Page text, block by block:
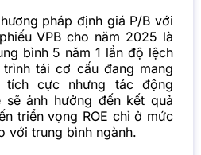
pháp định giá P/B với
VPB cho năm 2025 là
bình 5 năm 1 lần độ lệch
tái cơ cấu đang mang
tích cực nhưng tác động
ảnh hưởng đến kết quả
triển vọng ROE chỉ ở mức
với trung bình ngành.